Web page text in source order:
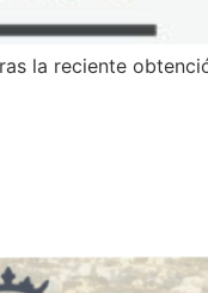
la reciente